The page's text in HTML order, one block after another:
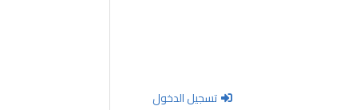
تسجيل الدخول